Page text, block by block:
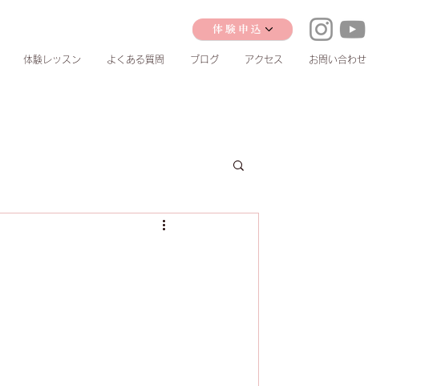
体験レッスン よくある質問 ブログ アクセス お問い合わせ
体験申込